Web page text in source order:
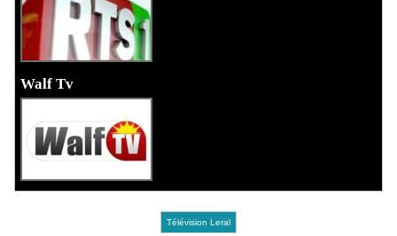
Walf Tv
Télévision Leral